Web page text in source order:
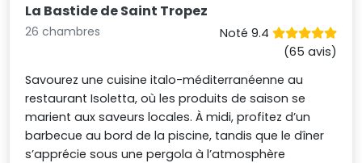
La Bastide de Saint Tropez
26 chambres
Noté 9.4
(65 avis)
Savourez une cuisine italo-méditerranéenne au
restaurant Isoletta, où les produits de saison se
marient aux saveurs locales. À midi, profitez d’un
barbecue au bord de la piscine, tandis que le dîner
s’apprécie sous une pergola à l’atmosphère